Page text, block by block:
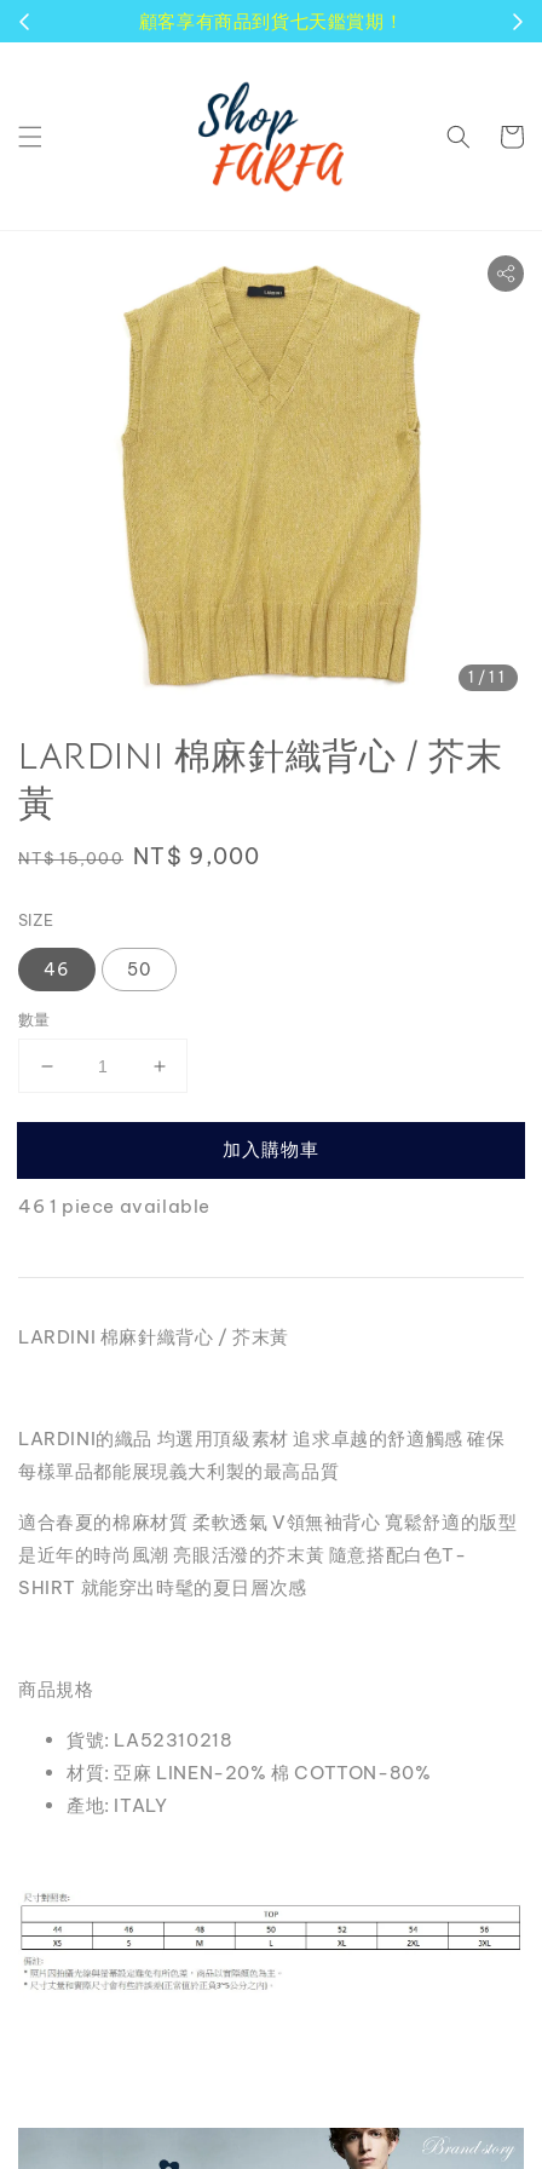
顧客享有商品到貨七天鑑賞期！
1 /11
LARDINI 棉麻針織背心 / 芥末
黃
Regular
NT$ 15,000 Sale
NT$ 9,000
SIZE
46 50
數量
加入購物車
46 1 piece available
LARDINI 棉麻針織背心 / 芥末黃
LARDINI的織品 均選用頂級素材 追求卓越的舒適觸感 確保
每樣單品都能展現義大利製的最高品質
適合春夏的棉麻材質 柔軟透氣 V領無袖背心 寬鬆舒適的版型
是近年的時尚風潮 亮眼活潑的芥末黃 隨意搭配白色T-
SHIRT 就能穿出時髦的夏日層次感
商品規格
貨號: LA52310218
材質: 亞麻 LINEN-20% 棉 COTTON-80%
產地: ITALY